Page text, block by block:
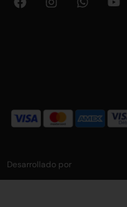
Desarrollado por